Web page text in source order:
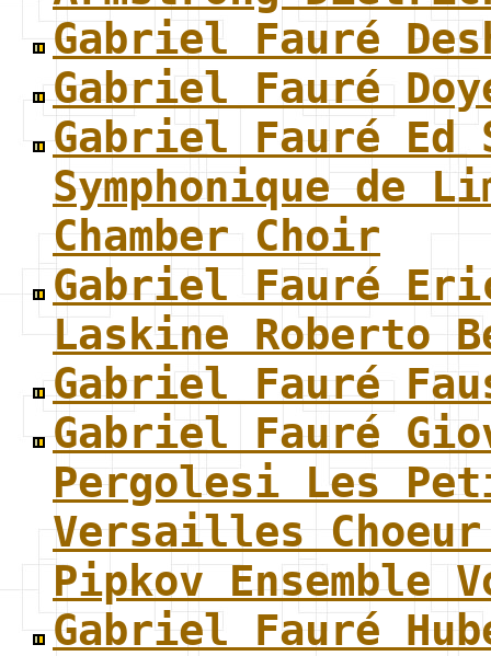
Gabriel Fauré
Gabriel Fauré
Gabriel Fauré Ed
Symphonique de
Chamber Choir
Gabriel Fauré
Laskine Roberto
Gabriel Fauré
Gabriel Fauré
Pergolesi Les
Versailles Choeur
Pipkov Ensemble
Gabriel Fauré